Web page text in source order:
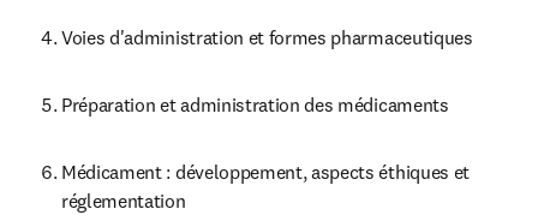
Voies d'administration et formes pharmaceutiques
Préparation et administration des médicaments
Médicament : développement, aspects éthiques et
réglementation